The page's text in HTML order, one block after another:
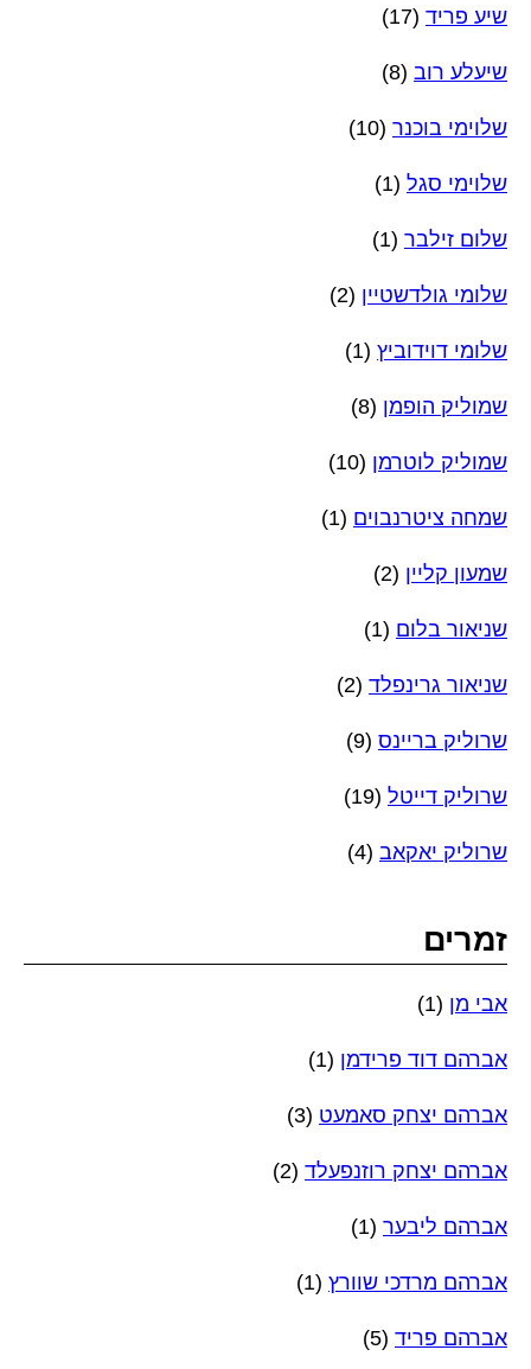
שיע פריד (17)
שיעלע רוב (8)
שלוימי בוכנר (10)
שלוימי סגל (1)
שלום זילבר (1)
שלומי גולדשטיין (2)
שלומי דוידוביץ (1)
שמוליק הופמן (8)
שמוליק לוטרמן (10)
שמחה ציטרנבוים (1)
שמעון קליין (2)
שניאור בלום (1)
שניאור גרינפלד (2)
שרוליק בריינס (9)
שרוליק דייטל (19)
שרוליק יאקאב (4)
זמרים
אבי מן (1)
אברהם דוד פרידמן (1)
אברהם יצחק סאמעט (3)
אברהם יצחק רוזנפעלד (2)
אברהם ליבער (1)
אברהם מרדכי שוורץ (1)
אברהם פריד (5)